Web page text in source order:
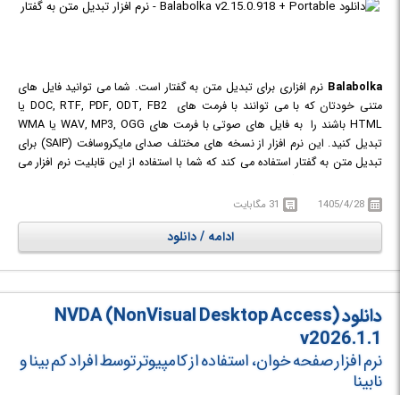
Balabolka نرم افزاری برای تبدیل متن به گفتار است. شما می توانید فایل های
متنی خودتان که با می توانند با فرمت های DOC, RTF, PDF, ODT, FB2 یا
HTML باشند را به فایل های صوتی با فرمت های WAV, MP3, OGG یا WMA
تبدیل کنید. این نرم افزار از نسخه های مختلف صدای مایکروسافت (SAIP) برای
تبدیل متن به گفتار استفاده می کند که شما با استفاده از این قابلیت نرم افزار می
دلخواه صدا دارد که شما برای بهبود تلفظ می توانید صدا را تغییر دهید. همچنین
این نرم افزار قابلیت خواندن cantact ها از کلیپ برد ها را دارا است.
1405/4/28 31 مگابایت
ادامه / دانلود
دانلود NVDA (NonVisual Desktop Access)
v2026.1.1
نرم افزار صفحه خوان، استفاده از کامپیوتر توسط افراد کم بینا و
نابینا